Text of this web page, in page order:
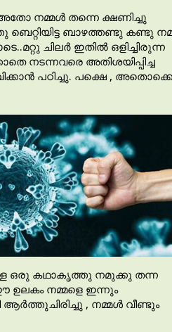
അതോ നമ്മൾ തന്നെ ക്ഷണിച്ചു
ബാഴത്തണ്ടു കണ്ടു
ചിലർ ഇതിൽ ഒളിച്ചിരുന്ന
നടന്നവരെ അതിശയിപ്പിച്ച
പഠിച്ചു. പക്ഷെ , അതൊക്കെ
ഒരു കഥാകൃത്തു നമുക്കു തന്ന
ഉലകം നമ്മളെ ഇന്നും
, നമ്മൾ വീണ്ടും